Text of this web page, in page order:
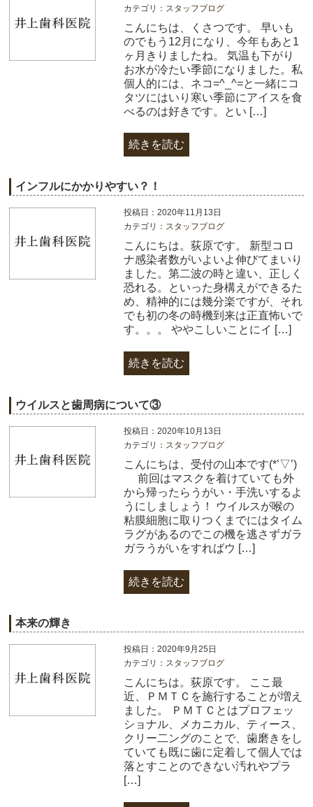
カテゴリ： スタッフブログ
こんにちは、くさつです。 早いも
のでもう12月になり、今年もあと1
ヶ月きりましたね。 気温も下がり
お水が冷たい季節になりました。私
個人的には、ネコ=^_^=と一緒にコ
タツにはいり寒い季節にアイスを食
べるのは好きです。とい […]
続きを読む
インフルにかかりやすい？！
投稿日：2020年11月13日
カテゴリ： スタッフブログ
こんにちは。荻原です。 新型コロ
ナ感染者数がいよいよ伸びてまいり
ました。第二波の時と違い、正しく
恐れる。といった身構えができるた
め、精神的には幾分楽ですが、それ
でも初の冬の時機到来は正直怖いで
す。。。 ややこしいことにイ […]
続きを読む
ウイルスと歯周病について③
投稿日：2020年10月13日
カテゴリ： スタッフブログ
こんにちは、受付の山本です(*’▽’)​
前回はマスクを着けていても外
から帰ったらうがい・手洗いするよ
うにしましょう！ ウイルスが喉の
粘膜細胞に取りつくまでにはタイム
ラグがあるのでこの機を逃さずガラ
ガラうがいをすればウ […]
続きを読む
本来の輝き
投稿日：2020年9月25日
カテゴリ： スタッフブログ
こんにちは。荻原です。 ここ最
近、ＰＭＴＣを施行することが増え
ました。 ＰＭＴＣとはプロフェッ
ショナル、メカニカル、ティース、
クリー二ングのことで、歯磨きをし
ていても既に歯に定着して個人では
落とすことのできない汚れやプラ
[…]